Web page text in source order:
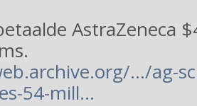
AstraZeneca
…/ag-
54-mill…